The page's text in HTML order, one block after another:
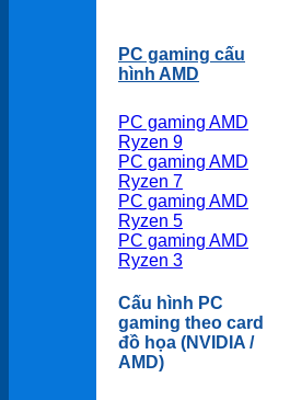
PC gaming cấu
hình AMD
PC gaming AMD
Ryzen 9
PC gaming AMD
Ryzen 7
PC gaming AMD
Ryzen 5
PC gaming AMD
Ryzen 3
Cấu hình PC
gaming theo card
đồ họa (NVIDIA /
AMD)